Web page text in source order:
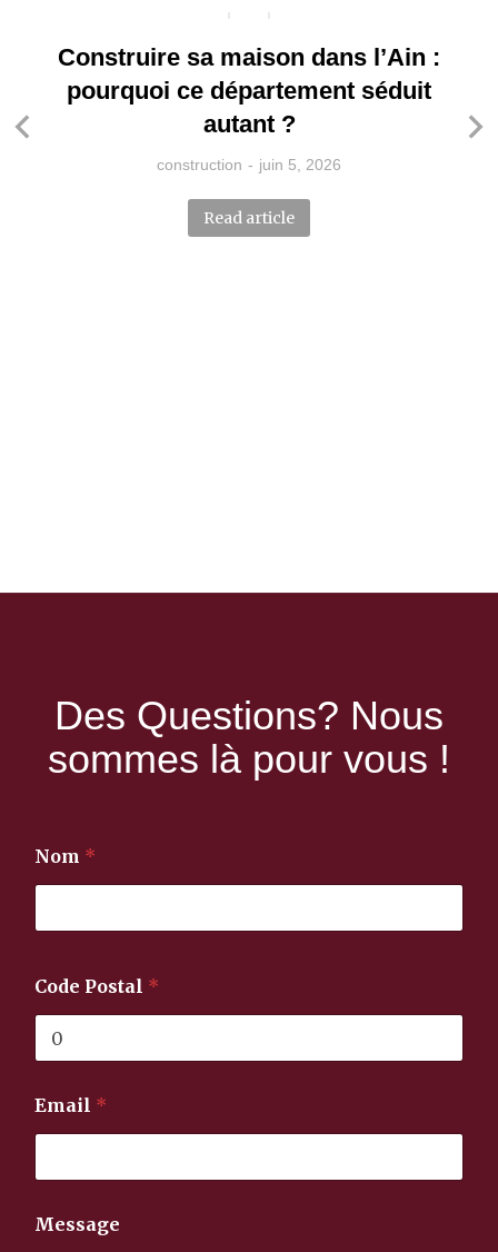
Construire sa maison dans l’Ain :
pourquoi ce département séduit
autant ?
construction juin 5, 2026
Read article
Des Questions? Nous
sommes là pour vous !
Nom *
Code Postal *
Email *
e
Message